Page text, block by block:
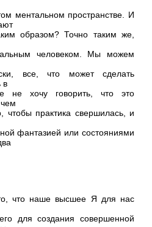
ментальном пространстве. И
образом? Точно таким же,
человеком. Мы можем
все, что может сделать
в
не хочу говорить, что это
чтобы практика свершилась, и
фантазией или состояниями
что наше высшее Я для нас
для создания совершенной